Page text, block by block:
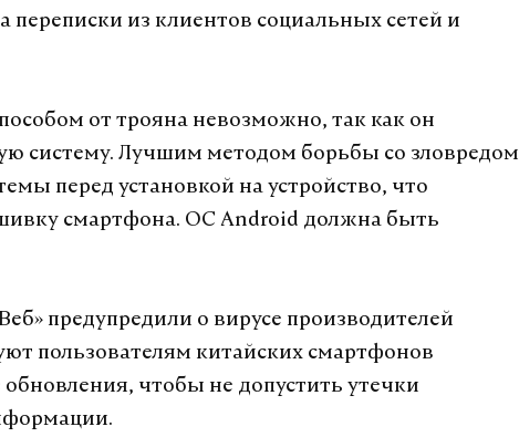
переписки из клиентов социальных сетей и
от трояна невозможно, так как он
систему. Лучшим методом борьбы со зловредом
перед установкой на устройство, что
смартфона. ОС Android должна быть
предупредили о вирусе производителей
пользователям китайских смартфонов
обновления, чтобы не допустить утечки